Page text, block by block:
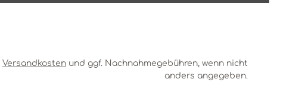
Versandkosten und ggf. Nachnahmegebühren, wenn nicht
anders angegeben.